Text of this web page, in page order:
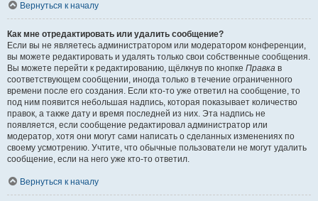
Вернуться к началу
Как мне отредактировать или удалить сообщение?
Если вы не являетесь администратором или модератором конференции,
вы можете редактировать и удалять только свои собственные сообщения.
Вы можете перейти к редактированию, щёлкнув по кнопке Правка в
соответствующем сообщении, иногда только в течение ограниченного
времени после его создания. Если кто-то уже ответил на сообщение, то
под ним появится небольшая надпись, которая показывает количество
правок, а также дату и время последней из них. Эта надпись не
появляется, если сообщение редактировал администратор или
модератор, хотя они могут сами написать о сделанных изменениях по
своему усмотрению. Учтите, что обычные пользователи не могут удалить
сообщение, если на него уже кто-то ответил.
Вернуться к началу